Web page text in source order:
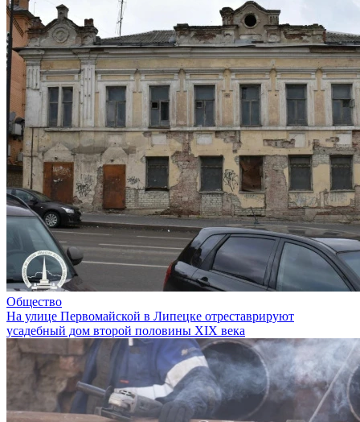
Общество
На улице Первомайской в Липецке отреставрируют
усадебный дом второй половины XIX века